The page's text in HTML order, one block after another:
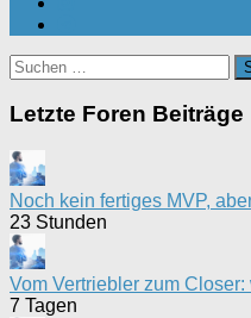
Suchen
nach:
Letzte Foren Beiträge
Noch kein fertiges MVP,
23 Stunden
Vom Vertriebler zum
7 Tagen